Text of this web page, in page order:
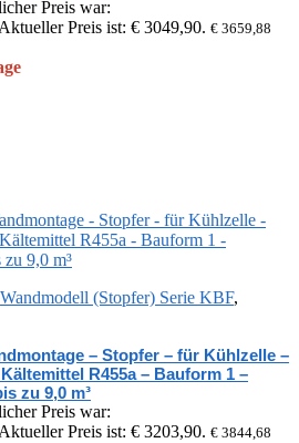
Preis war:
Preis ist: € 3049,90. € 3659,88
Wandmodell (Stopfer) Serie KBF,
– Stopfer – für Kühlzelle –
R455a – Bauform 1 –
zu 9,0 m³
Preis war:
Preis ist: € 3203,90. € 3844,68